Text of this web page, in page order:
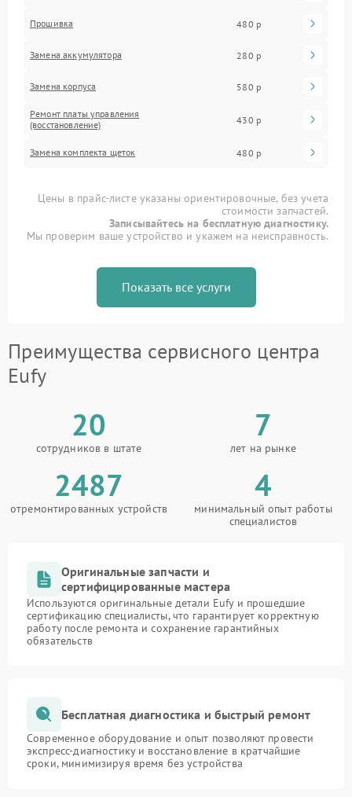
Прошивка 480 р
Замена аккумулятора 280 р
Замена корпуса 580 р
Ремонт платы управления
(восстановление)
430 р
Замена комплекта щеток 480 р
Цены в прайс-листе указаны ориентировочные, без учета
стоимости запчастей.
Записывайтесь на бесплатную диагностику.
Мы проверим ваше устройство и укажем на неисправность.
Показать все услуги
Преимущества сервисного центра
Eufy
20
сотрудников в штате
7
лет на рынке
2487
отремонтированных устройств
4
минимальный опыт работы
специалистов
Оригинальные запчасти и
сертифицированные мастера
Используются оригинальные детали Eufy и прошедшие
сертификацию специалисты, что гарантирует корректную
работу после ремонта и сохранение гарантийных
обязательств
Бесплатная диагностика и быстрый ремонт
Современное оборудование и опыт позволяют провести
экспресс-диагностику и восстановление в кратчайшие
сроки, минимизируя время без устройства